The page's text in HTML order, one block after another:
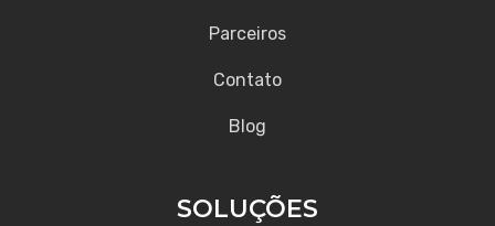
Parceiros
Contato
Blog
SOLUÇÕES